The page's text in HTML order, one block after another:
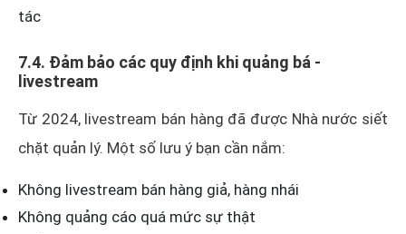
tác
7.4. Đảm bảo các quy định khi quảng bá -
livestream
Từ 2024, livestream bán hàng đã được Nhà nước siết
chặt quản lý. Một số lưu ý bạn cần nắm:
Không livestream bán hàng giả, hàng nhái
Không quảng cáo quá mức sự thật